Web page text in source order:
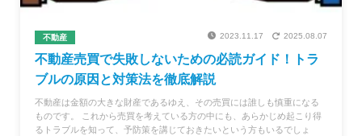
不動産 2023.11.17 2025.08.07
不動産売買で失敗しないための必読ガイド！トラ
ブルの原因と対策法を徹底解説
不動産は金額の大きな財産であるゆえ、その売買には誰しも慎重になる
ものです。 これから売買を考えている方の中にも、あらかじめ起こり得
るトラブルを知って、予防策を講じておきたいという方もいるでしょ